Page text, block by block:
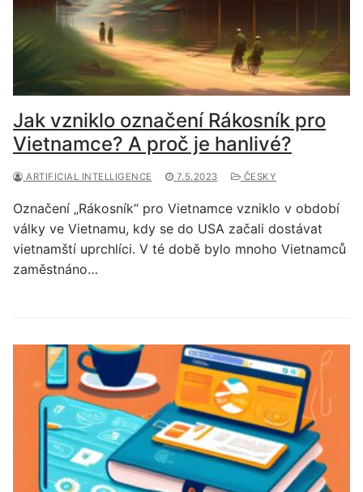
Jak vzniklo označení Rákosník pro
Vietnamce? A proč je hanlivé?
ARTIFICIAL INTELLIGENCE 7.5.2023 ČESKY
Označení „Rákosník“ pro Vietnamce vzniklo v období
války ve Vietnamu, kdy se do USA začali dostávat
vietnamští uprchlíci. V té době bylo mnoho Vietnamců
zaměstnáno…